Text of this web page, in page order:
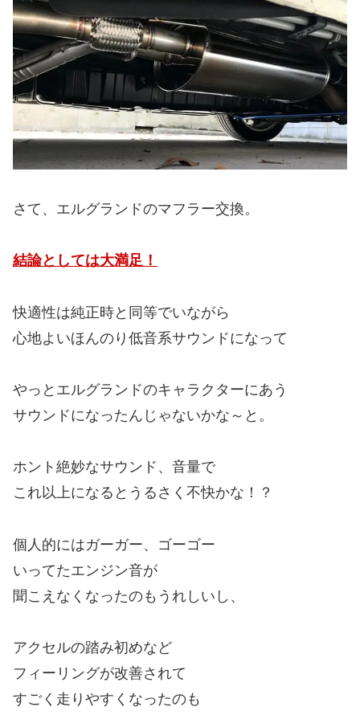
さて、エルグランドのマフラー交換。
結論としては大満足！
快適性は純正時と同等でいながら
心地よいほんのり低音系サウンドになって
やっとエルグランドのキャラクターにあう
サウンドになったんじゃないかな～と。
ホント絶妙なサウンド、音量で
これ以上になるとうるさく不快かな！？
個人的にはガーガー、ゴーゴー
いってたエンジン音が
聞こえなくなったのもうれしいし、
アクセルの踏み初めなど
フィーリングが改善されて
すごく走りやすくなったのも